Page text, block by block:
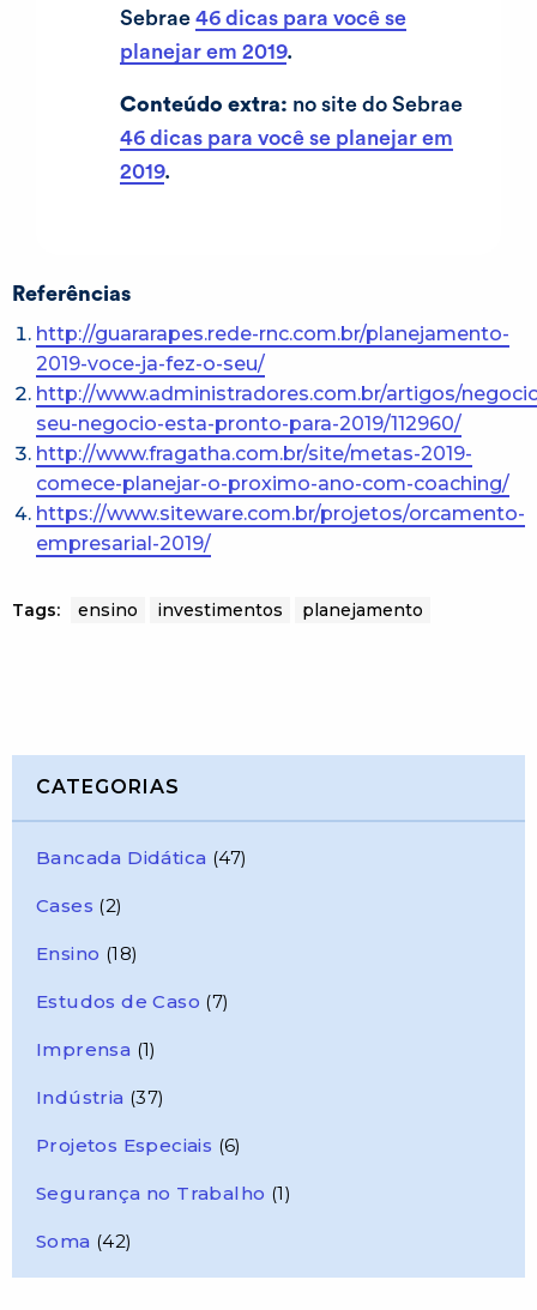
Sebrae 46 dicas para você se
planejar em 2019.
Conteúdo extra: no site do Sebrae
46 dicas para você se planejar em
2019.
Referências
http://guararapes.rede-rnc.com.br/planejamento-
2019-voce-ja-fez-o-seu/
http://www.administradores.com.br/artigos/
seu-negocio-esta-pronto-para-2019/112960/
http://www.fragatha.com.br/site/metas-2019-
comece-planejar-o-proximo-ano-com-coaching/
https://www.siteware.com.br/projetos/orcamento-
empresarial-2019/
Tags: ensino investimentos planejamento
CATEGORIAS
Bancada Didática (47)
Cases (2)
Ensino (18)
Estudos de Caso (7)
Imprensa (1)
Indústria (37)
Projetos Especiais (6)
Segurança no Trabalho (1)
Soma (42)